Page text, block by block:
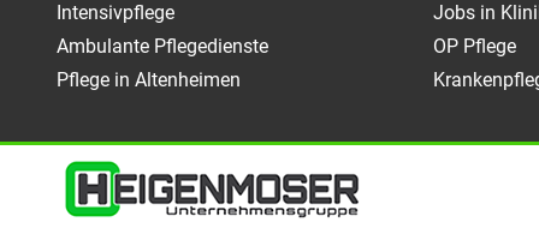
Intensivpflege
Ambulante Pflegedienste
Pflege in Altenheimen
Jobs in
OP Pflege